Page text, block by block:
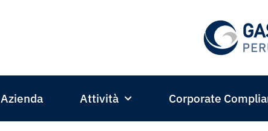
Azienda Attività Corporate